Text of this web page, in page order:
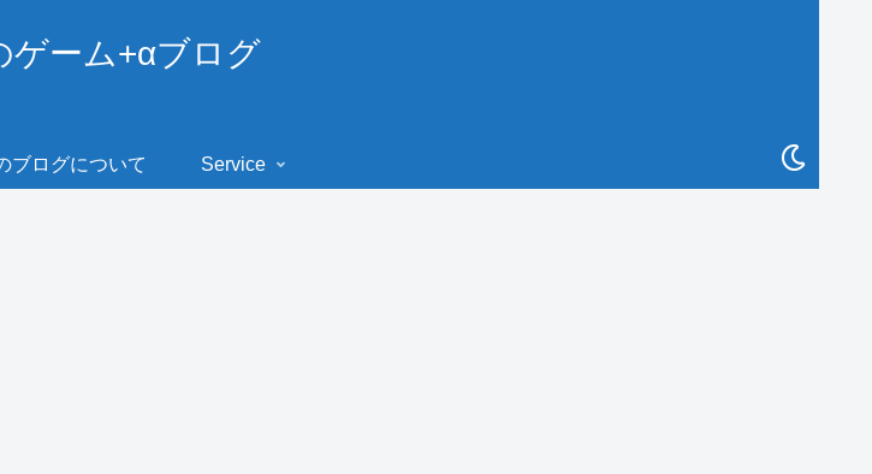
ゲーム+αブログ
ブログについて Service